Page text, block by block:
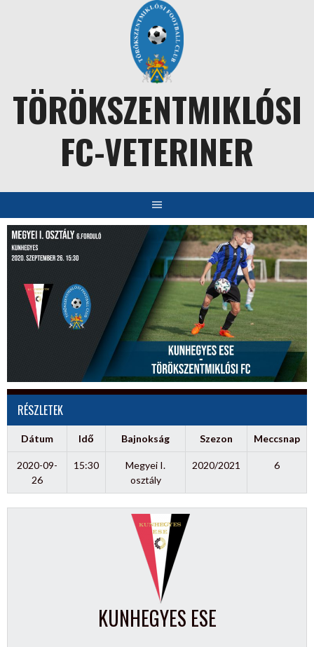
TÖRÖKSZENTMIKLÓSI
FC-VETERINER
RÉSZLETEK
Dátum Idő Bajnokság Szezon Meccsnap
2020-09-
26
15:30
Megyei I.
osztály
2020/2021 6
KUNHEGYES ESE